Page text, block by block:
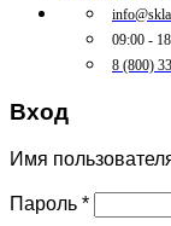
09:00 -
8 (800)
Вход
Имя
Пароль *